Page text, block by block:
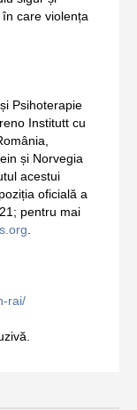
care violența
Psihoterapie
Institutt cu
și Norvegia
acestui
oficială a
pentru mai
.
rai/